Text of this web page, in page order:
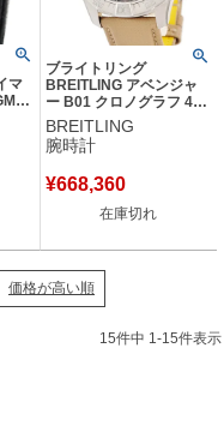
マ
ブライトリング
BREITLING アベンジャ
ー B01 クロノグラフ 44
AB0147
AB0147101A1X1 デイト
スモールセコンド メンズ
【中古】
BREITLING
腕時計
¥668,360
在庫切れ
価格が高い順
15件中 1-15件表示